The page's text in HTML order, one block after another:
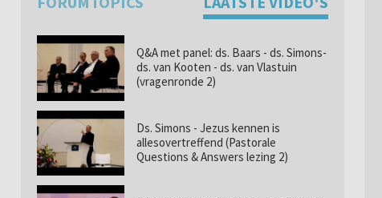
Q&A met panel: ds. Baars - ds. Simons-
ds. van Kooten - ds. van Vlastuin
(vragenronde 2)
Ds. Simons - Jezus kennen is
allesovertreffend (Pastorale
Questions & Answers lezing 2)